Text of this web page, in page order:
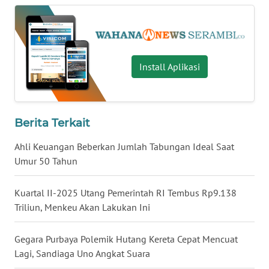
Install Aplikasi
Berita Terkait
Ahli Keuangan Beberkan Jumlah Tabungan Ideal Saat
Umur 50 Tahun
Kuartal II-2025 Utang Pemerintah RI Tembus Rp9.138
Triliun, Menkeu Akan Lakukan Ini
Gegara Purbaya Polemik Hutang Kereta Cepat Mencuat
Lagi, Sandiaga Uno Angkat Suara
WN
LAMPUNG
WN
JATENG
WN
NUSANTARA
JOGJA
JATIM
BALI